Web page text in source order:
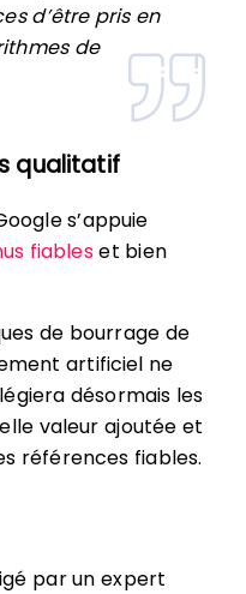
d’être pris en
de
qualitatif
s’appuie
fiableset bien
de bourrage de
artificiel ne
désormais les
valeur ajoutée et
références fiables.
par un expert